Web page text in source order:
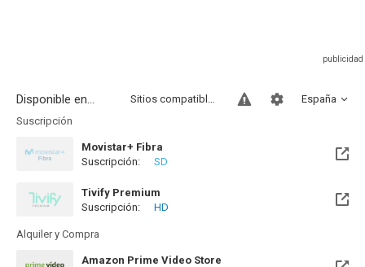
Disponible en... España
Sitios compatibles
Suscripción
Movistar+ Fibra
Próximamente. A partir del Dom, 09 Ago 2026 (En 2 días)
Suscripción: SD
Tivify Premium
Próximamente. A partir del Sab, 08 Ago 2026 (En 2 días)
Suscripción: HD
Alquiler y Compra
Amazon Prime Video Store